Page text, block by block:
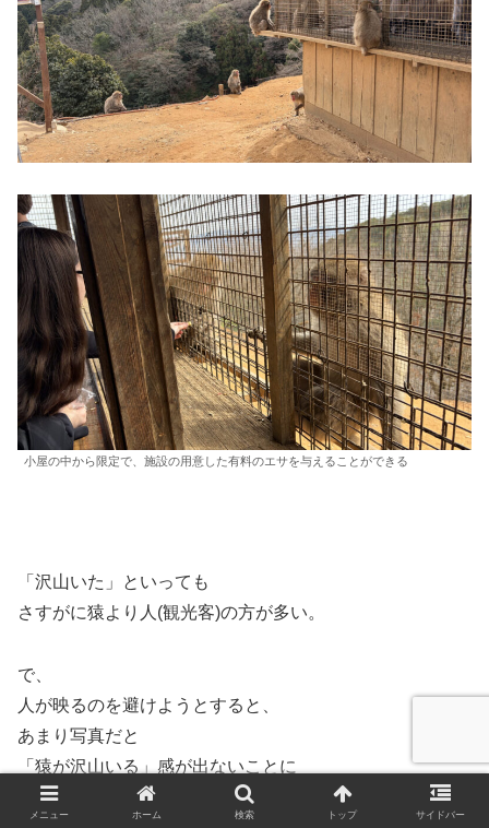
小屋の中から限定で、施設の用意した有料のエサを与えることができる
「沢山いた」といっても
さすがに猿より人(観光客)の方が多い。
で、
人が映るのを避けようとすると、
あまり写真だと
「猿が沢山いる」感が出ないことに
写真を見て気づいた。
メニュー ホーム 検索 トップ サイドバー